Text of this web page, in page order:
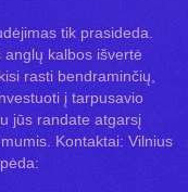
tik prasideda.
kalbos išvertė
rasti bendraminčių,
į tarpusavio
jūs randate atgarsį
Kontaktai: Vilnius